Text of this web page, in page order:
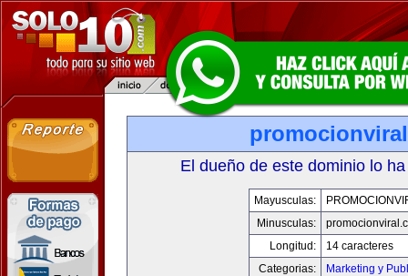
El dueño de este dominio lo
Mayusculas:
Minusculas:
Longitud:
14 caracteres
Categorias:
Marketing y